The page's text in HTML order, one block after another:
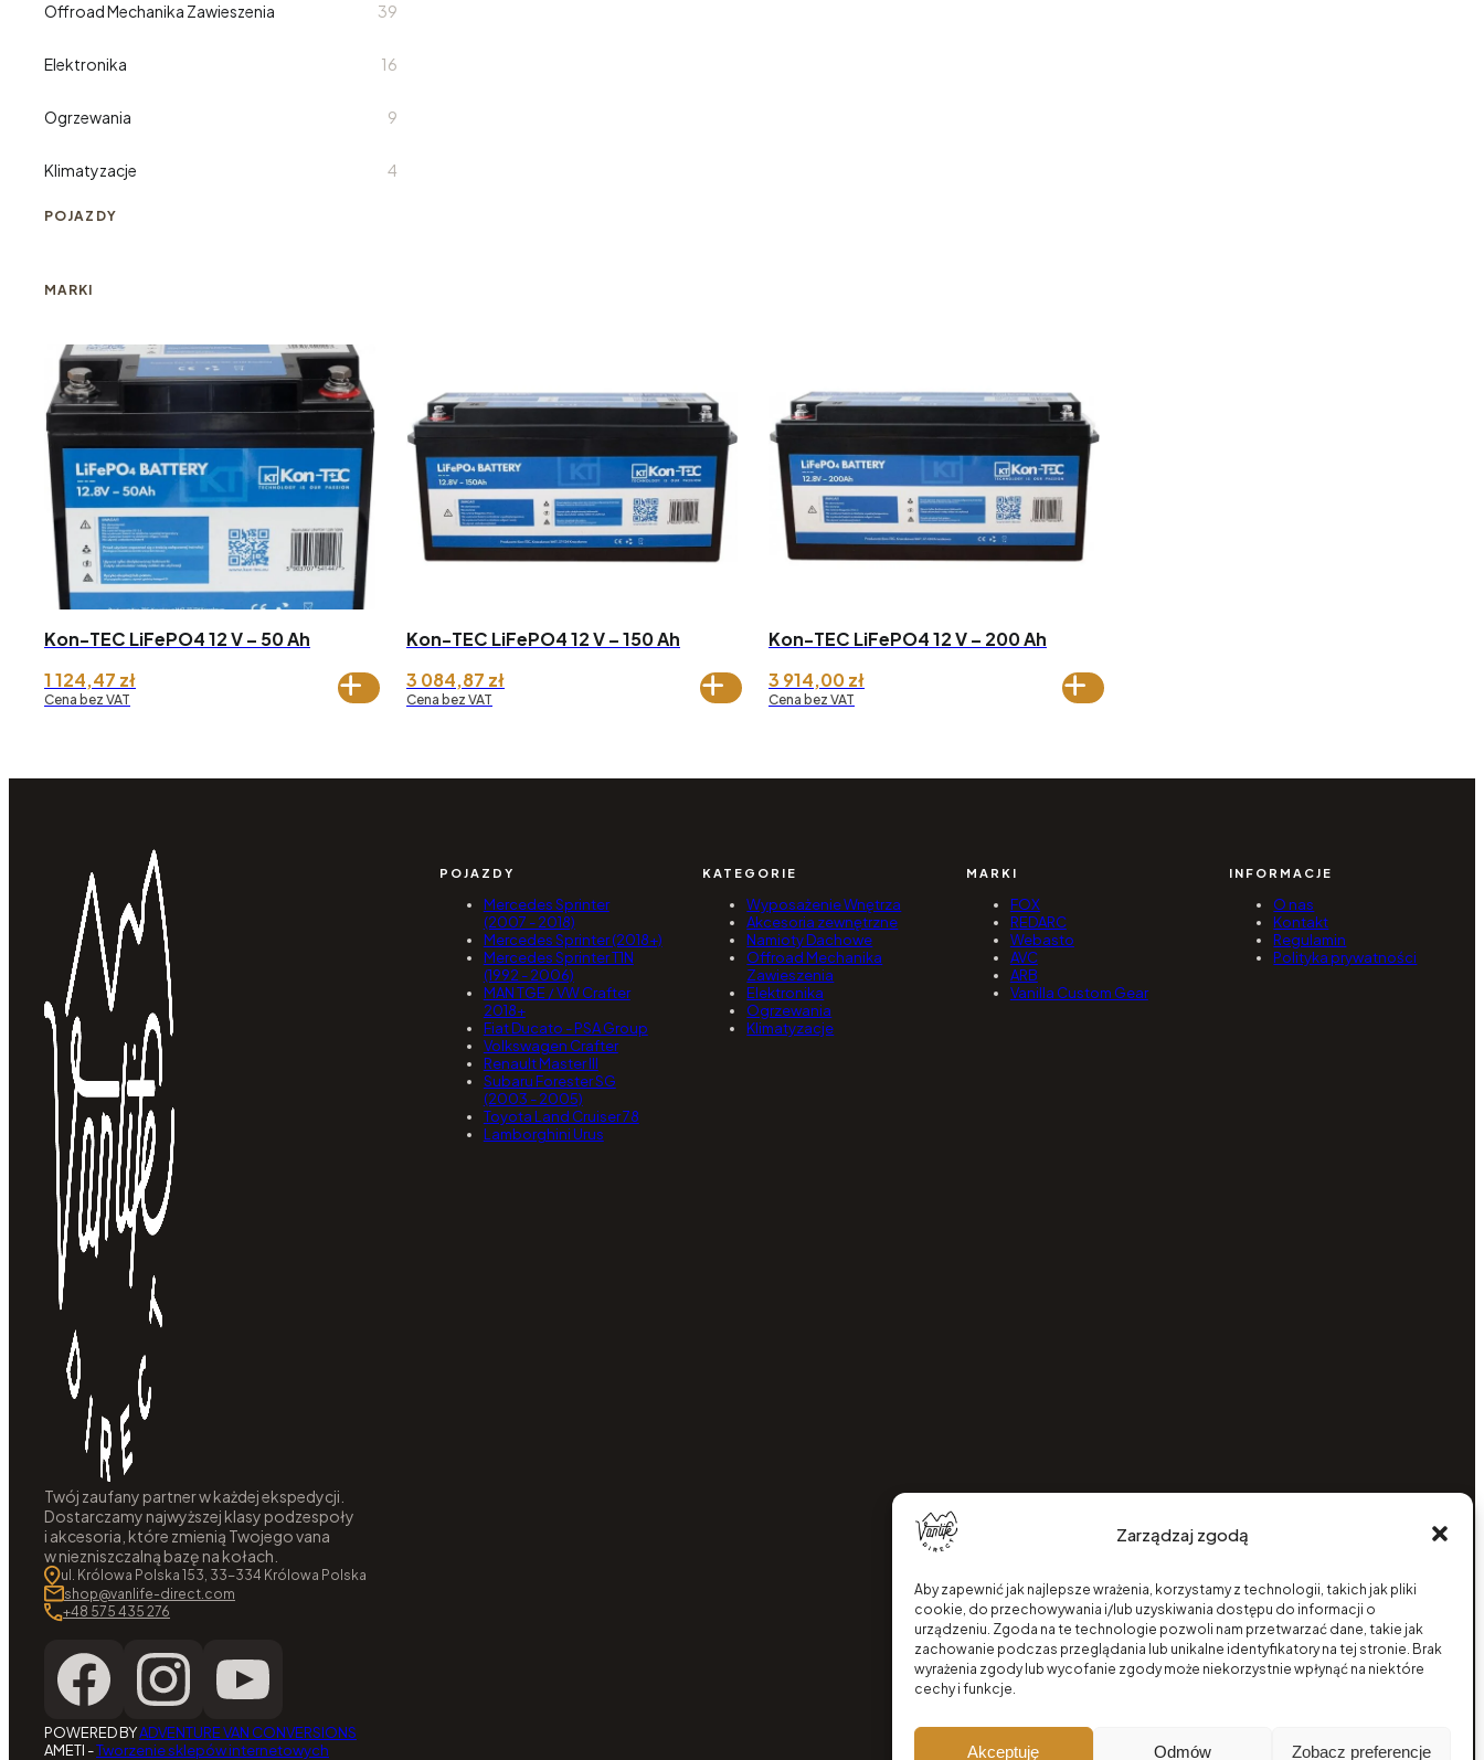
Zarządzaj zgodą
Aby zapewnić jak najlepsze wrażenia, korzystamy z technologii, takich jak pliki
cookie, do przechowywania i/lub uzyskiwania dostępu do informacji o
urządzeniu. Zgoda na te technologie pozwoli nam przetwarzać dane, takie jak
zachowanie podczas przeglądania lub unikalne identyfikatory na tej stronie. Brak
wyrażenia zgody lub wycofanie zgody może niekorzystnie wpłynąć na niektóre
cechy i funkcje.
Akceptuję Odmów Zobacz preferencje
Offroad Mechanika Zawieszenia 39
Elektronika 16
Ogrzewania 9
Klimatyzacje 4
POJAZDY
MARKI
Kon-TEC LiFePO4 12 V – 50 Ah
1 124,47 zł
Cena bez VAT
Kon-TEC LiFePO4 12 V – 150 Ah
3 084,87 zł
Cena bez VAT
Kon-TEC LiFePO4 12 V – 200 Ah
3 914,00zł
Cena bez VAT
Twój zaufany partner w każdej ekspedycji.
Dostarczamy najwyższej klasy podzespoły
i akcesoria, które zmienią Twojego vana
w niezniszczalną bazę na kołach.
ul. Królowa Polska 153, 33-334 Królowa Polska
shop@vanlife-direct.com
+48 575 435 276
POJAZDY
Mercedes Sprinter
(2007 - 2018)
Mercedes Sprinter (2018+)
Mercedes Sprinter T1N
(1992 - 2006)
MAN TGE / VW Crafter
2018+
Fiat Ducato - PSA Group
Volkswagen Crafter
Renault Master III
Subaru Forester SG
(2003 - 2005)
Toyota Land Cruiser 78
Lamborghini Urus
KATEGORIE
Wyposażenie Wnętrza
Akcesoria zewnętrzne
Namioty Dachowe
Offroad Mechanika
Zawieszenia
Elektronika
Ogrzewania
Klimatyzacje
MARKI
FOX
REDARC
Webasto
AVC
ARB
Vanilla Custom Gear
INFORMACJE
O nas
Kontakt
Regulamin
Polityka prywatności
POWERED BYADVENTURE VAN CONVERSIONS
AMETI -Tworzenie sklepów internetowych